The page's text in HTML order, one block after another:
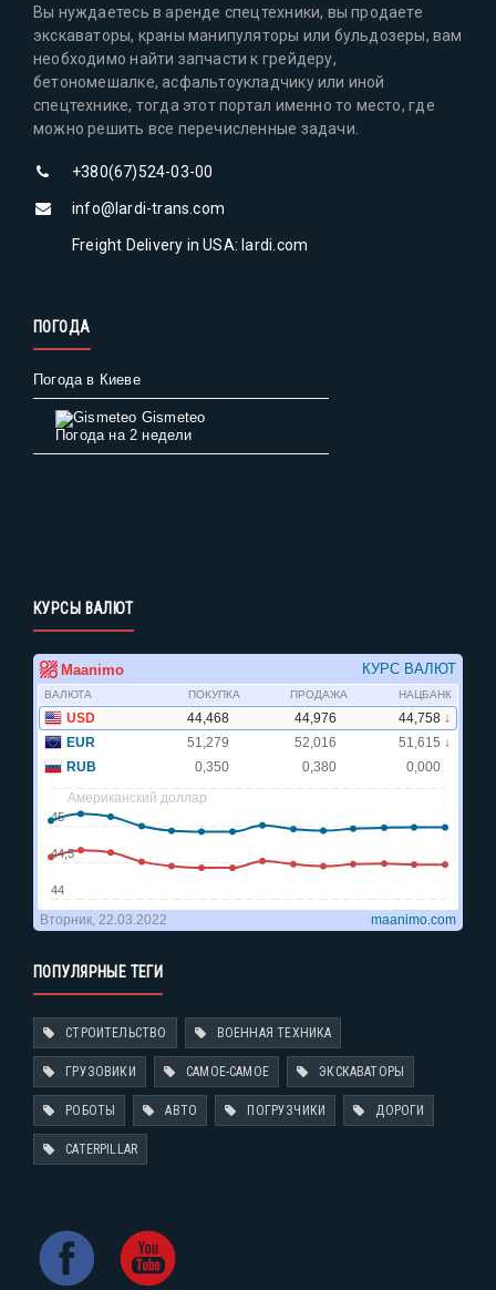
Вы нуждаетесь в аренде спецтехники, вы продаете
экскаваторы, краны манипуляторы или бульдозеры, вам
необходимо найти запчасти к грейдеру,
бетономешалке, асфальтоукладчику или иной
спецтехнике, тогда этот портал именно то место, где
можно решить все перечисленные задачи.
+380(67)524-03-00
info@lardi-trans.com
Freight Delivery in USA: lardi.com
ПОГОДА
Погода в Киеве
Gismeteo
Погода на 2 недели
КУРСЫ ВАЛЮТ
ПОПУЛЯРНЫЕ ТЕГИ
СТРОИТЕЛЬСТВО ВОЕННАЯ ТЕХНИКА
ГРУЗОВИКИ САМОЕ-САМОЕ ЭКСКАВАТОРЫ
РОБОТЫ АВТО ПОГРУЗЧИКИ ДОРОГИ
CATERPILLAR